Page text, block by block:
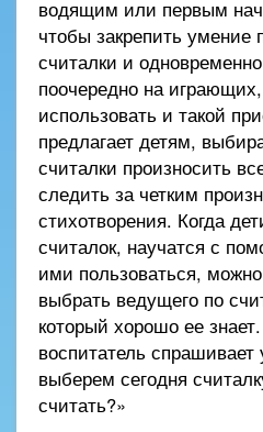
водящим или первым
чтобы закрепить умение
считалки и
поочередно на
использовать и такой
предлагает детям,
считалки произносить
следить за четким
стихотворения. Когда
считалок, научатся с
ими пользоваться,
выбрать ведущего по
который хорошо ее
воспитатель
выберем сегодня
считать?»